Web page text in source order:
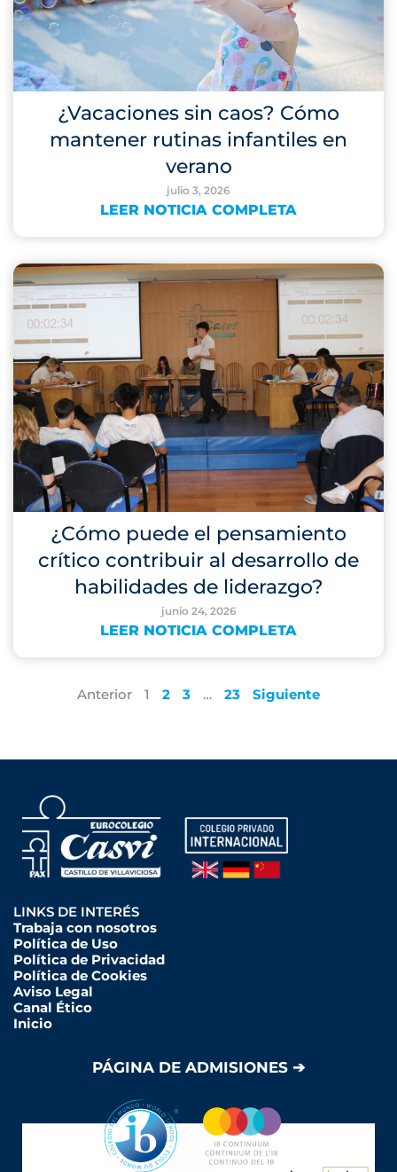
¿Vacaciones sin caos? Cómo
mantener rutinas infantiles en
verano
julio 3, 2026
LEER NOTICIA COMPLETA
¿Cómo puede el pensamiento
crítico contribuir al desarrollo de
habilidades de liderazgo?
junio 24, 2026
LEER NOTICIA COMPLETA
Anterior 1 2 3 … 23 Siguiente
LINKS DE INTERÉS
Trabaja con nosotros
Política de Uso
Política de Privacidad
Política de Cookies
Aviso Legal
Canal Ético
Inicio
PÁGINA DE ADMISIONES ➔